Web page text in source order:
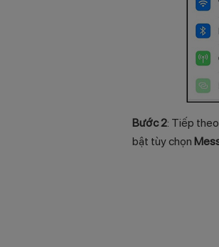
Bước 2: Tiếp
bật tùy chọn